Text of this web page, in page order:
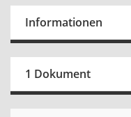
Informationen
1 Dokument